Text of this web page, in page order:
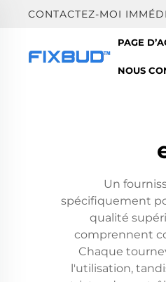
CONTACTEZ-MOI
PAGE
NOUS
Un
spécifiquement
qualité
comprennent
Chaque
l'utilisation,